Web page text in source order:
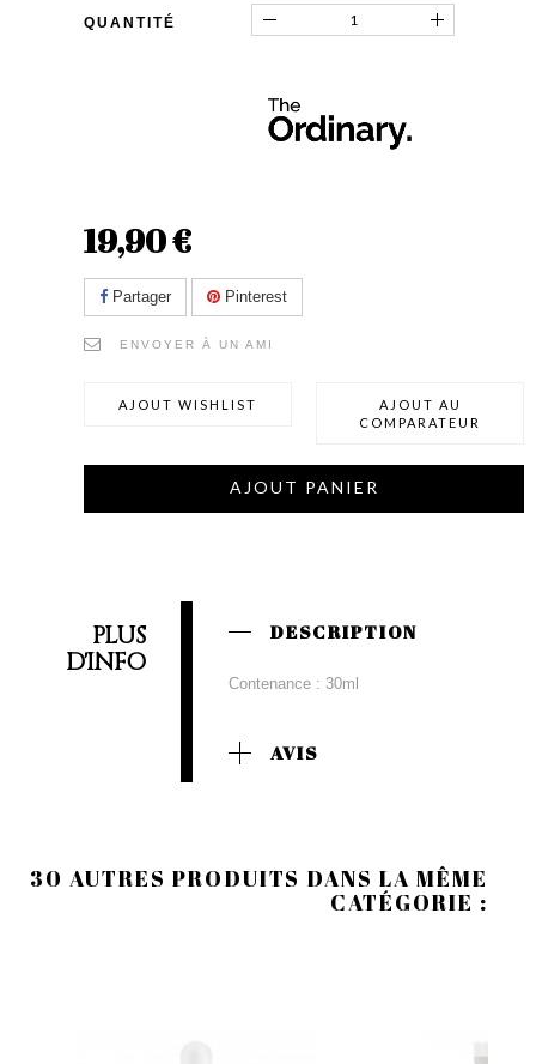
QUANTITÉ
19,90 €
Partager Pinterest
ENVOYER À UN AMI
AJOUT WISHLIST
AJOUT AU
COMPARATEUR
AJOUT PANIER
PLUS
D'INFO
DESCRIPTION
Contenance : 30ml
AVIS
30 AUTRES PRODUITS DANS LA MÊME
CATÉGORIE :